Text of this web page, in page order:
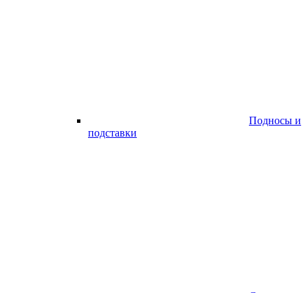
Подносы и
подставки